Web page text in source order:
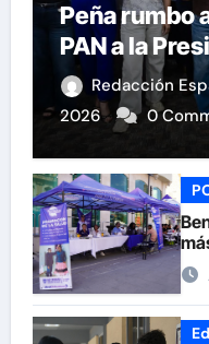
Peña rumbo
PAN a la
Redacción
2026
0